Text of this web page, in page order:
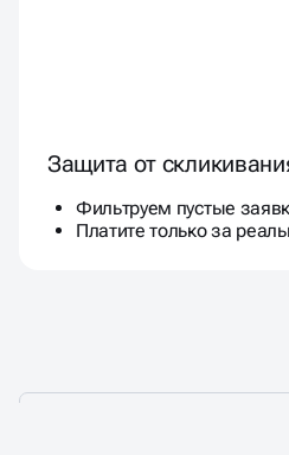
Защита от
Фильтруем пустые
Платите только за